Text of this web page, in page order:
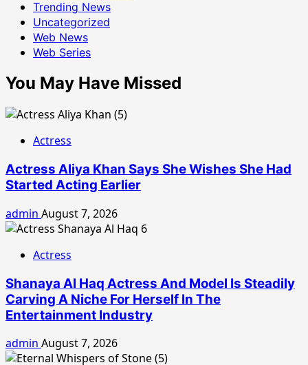
Trending News
Uncategorized
Web News
Web Series
You May Have Missed
Actress
Actress Aliya Khan Says She Wishes She Had
Started Acting Earlier
admin August 7, 2026
Actress
Shanaya Al Haq Actress And Model Is Steadily
Carving A Niche For Herself In The
Entertainment Industry
admin August 7, 2026